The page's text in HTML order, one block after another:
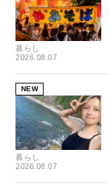
暮らし
2026.08.07
NEW
暮らし
2026.08.07